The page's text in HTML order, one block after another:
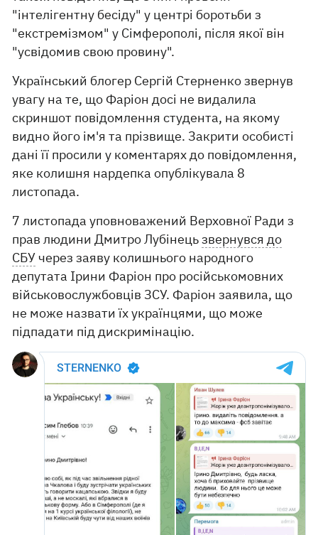
"інтелігентну бесіду" у центрі боротьби з
"екстремізмом" у Сімферополі, після якої він
"усвідомив свою провину".
Український блогер Сергій Стерненко звернув
увагу на те, що Фаріон досі не видалила
скриншот повідомлення студента, на якому
видно його ім'я та прізвище. Закрити особисті
дані її просили у коментарях до повідомлення,
яке колишня нардепка опублікувала 8
листопада.
7 листопада уповноважений Верховної Ради з
прав людини Дмитро Лубінецьзвернувся до
СБУ через заяву колишнього народного
депутата Ірини Фаріон про російськомовних
військовослужбовців ЗСУ. Фаріон заявила, що
не може назвати їх українцями, що може
підпадати під дискримінацію.